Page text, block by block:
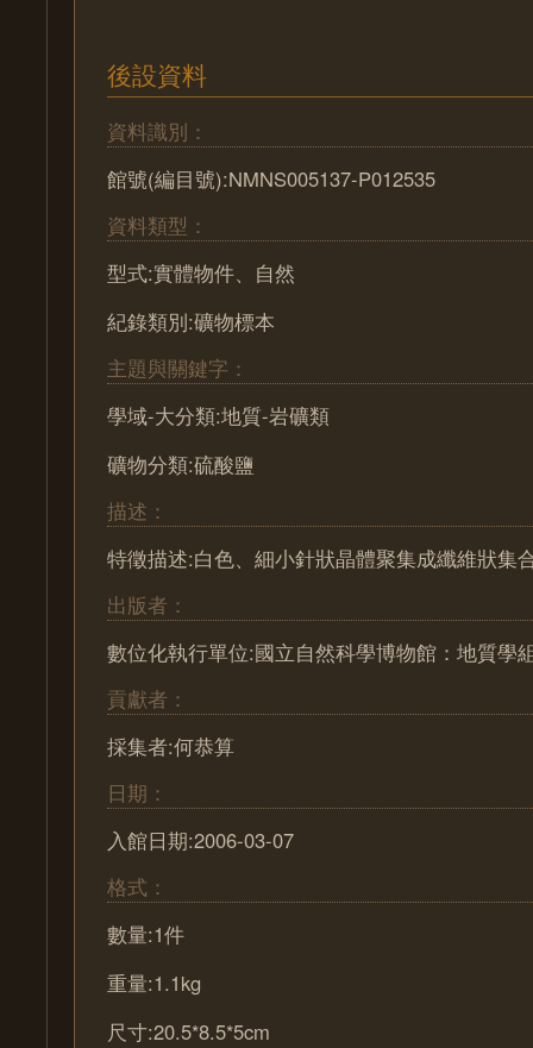
後設資料
資料識別：
館號(編目號):NMNS005137-P012535
資料類型：
型式:實體物件、自然
紀錄類別:礦物標本
主題與關鍵字：
學域-大分類:地質-岩礦類
礦物分類:硫酸鹽
描述：
特徵描述:白色、細小針狀晶體聚集成纖維狀集
出版者：
數位化執行單位:國立自然科學博物館：地質學
貢獻者：
採集者:何恭算
日期：
入館日期:2006-03-07
格式：
數量:1件
重量:1.1kg
尺寸:20.5*8.5*5cm